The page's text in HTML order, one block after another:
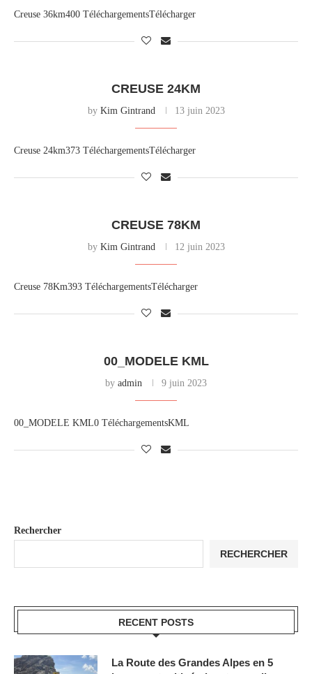
Creuse 36km400 TéléchargementsTélécharger
CREUSE 24KM
by Kim Gintrand 13 juin 2023
Creuse 24km373 TéléchargementsTélécharger
CREUSE 78KM
by Kim Gintrand 12 juin 2023
Creuse 78Km393 TéléchargementsTélécharger
00_MODELE KML
by admin 9 juin 2023
00_MODELE KML0 TéléchargementsKML
Rechercher
RECHERCHER
RECENT POSTS
La Route des Grandes Alpes en 5